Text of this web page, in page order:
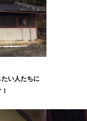
い人たちに